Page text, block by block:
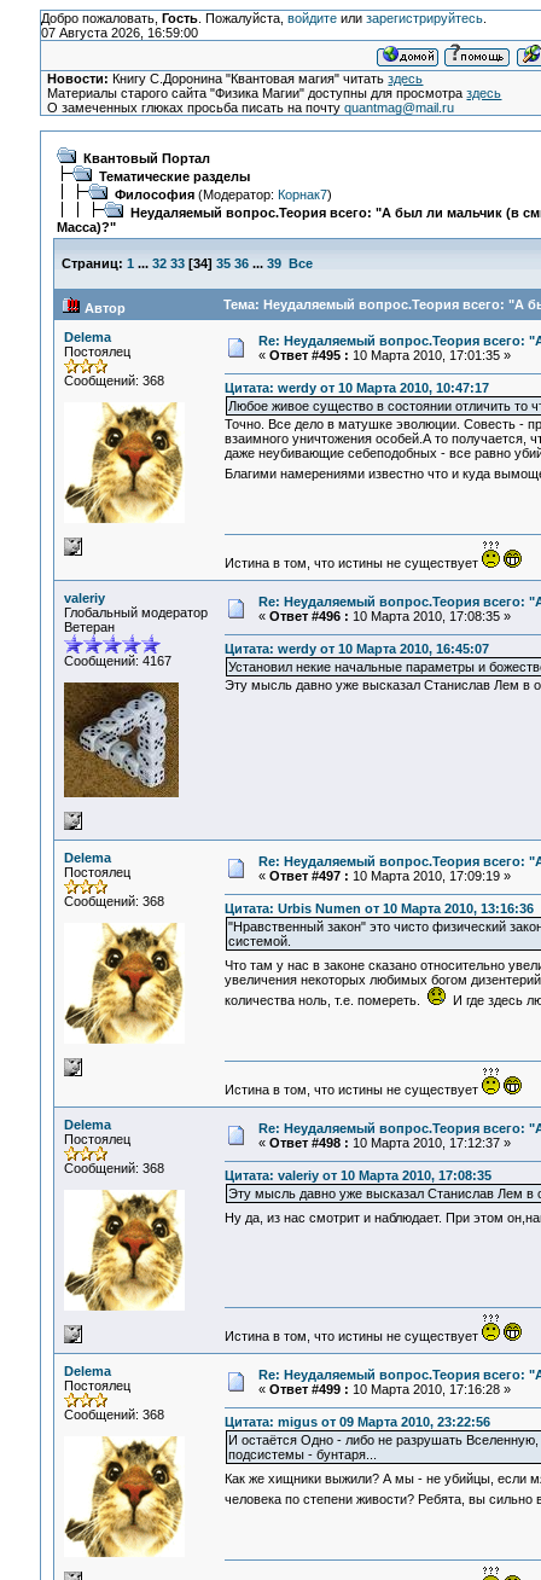
Добро пожаловать, Гость. Пожалуйста, войдитеили зарегистрируйтесь.
07 Августа 2026, 16:59:00
Новости: Книгу С.Доронина "Квантовая магия" читатьздесь
Материалы старого сайта "Физика Магии" доступны для просмотраздесь
О замеченных глюках просьба писать на почтуquantmag@mail.ru
Квантовый Портал
Тематические разделы
Философия(Модератор: Корнак7)
Неудаляемый вопрос.Теория всего: "А был ли мальчик (в
Масса)?"
Страниц: 1 ... 32 33[34] 35 36 ... 39 Все
Автор Тема: Неудаляемый вопрос.Теория всего: "А
Delema
Постоялец
Сообщений: 368
Re: Неудаляемый вопрос.Теория всего:
« Ответ #495 : 10 Марта 2010, 17:01:35 »
Цитата: werdy от 10 Марта 2010, 10:47:17
Любое живое существо в состоянии отличить то
Точно. Все дело в матушке эволюции. Совесть -
взаимного уничтожения особей.А то получается,
даже неубивающие себеподобных - все равно
Благими намерениями известно что и куда
Истина в том, что истины не существует
valeriy
Глобальный модератор
Ветеран
Сообщений: 4167
Re: Неудаляемый вопрос.Теория всего:
« Ответ #496 : 10 Марта 2010, 17:08:35 »
Цитата: werdy от 10 Марта 2010, 16:45:07
Установил некие начальные параметры и
Эту мысль давно уже высказал Станислав Лем в
Delema
Постоялец
Сообщений: 368
Re: Неудаляемый вопрос.Теория всего:
« Ответ #497 : 10 Марта 2010, 17:09:19 »
Цитата: Urbis Numen от 10 Марта 2010, 13:16:36
"Нравственный закон" это чисто физический
системой.
Что там у нас в законе сказано относительно
увеличения некоторых любимых богом
количества ноль, т.е. помереть.
И где здесь
Истина в том, что истины не существует
Delema
Постоялец
Сообщений: 368
Re: Неудаляемый вопрос.Теория всего:
« Ответ #498 : 10 Марта 2010, 17:12:37 »
Цитата: valeriy от 10 Марта 2010, 17:08:35
Эту мысль давно уже высказал Станислав Лем в
Ну да, из нас смотрит и наблюдает. При этом
Истина в том, что истины не существует
Delema
Постоялец
Сообщений: 368
Re: Неудаляемый вопрос.Теория всего:
« Ответ #499 : 10 Марта 2010, 17:16:28 »
Цитата: migus от 09 Марта 2010, 23:22:56
И остаётся Одно - либо не разрушать
подсистемы - бунтаря...
Как же хищники выжили? А мы - не убийцы, если
человека по степени живости? Ребята, вы сильно